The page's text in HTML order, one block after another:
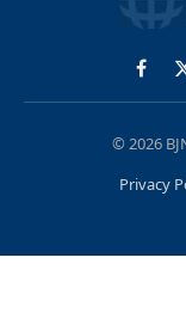
© 2026
Privacy